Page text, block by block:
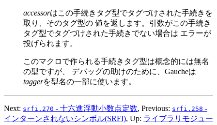
accessorはこの手続きタグ型でタグづけされた手続きを
取り、そのタグ型の 値を返します。引数がこの手続き
タグ型でタグづけされた手続きでない場合は エラーが
投げられます。
このマクロで作られる手続きタグ型は概念的には無名
の型ですが、 デバッグの助けのために、Gaucheは
taggerを型名の一部に使います。
Next: srfi.270 - 十六進浮動小数点定数, Previous: srfi.258 -
インターンされないシンボル(SRFI), Up: ライブラリモジュー